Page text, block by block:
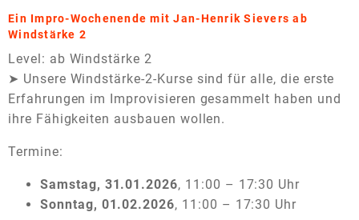
Ein Impro-Wochenende mit Jan-Henrik Sievers ab
Windstärke 2
Level: ab Windstärke 2
➤ Unsere Windstärke-2-Kurse sind für alle, die erste
Erfahrungen im Improvisieren gesammelt haben und
ihre Fähigkeiten ausbauen wollen.
Termine:
Samstag, 31.01 .2026, 11:00 – 17:30 Uhr
Sonntag, 01.02.2026, 11:00 – 17:30 Uhr